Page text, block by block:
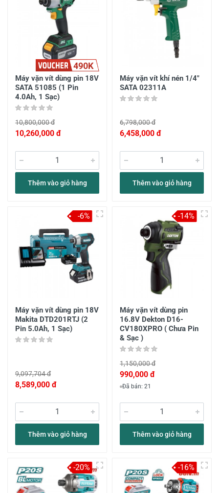
490K
Máy vặn vít dùng pin 18V
SATA 51085 (1 Pin
4.0Ah, 1 Sạc)
10,800,000 đ
10,260,000 đ
Thêm vào giỏ hàng
Máy vặn vít khí nén 1/4"
SATA 02311A
6,798,000 đ
6,458,000 đ
Thêm vào giỏ hàng
Máy vặn vít dùng pin 18V
Makita DTD201RTJ (2
Pin 5.0Ah, 1 Sạc)
9,097,704 đ
8,589,000 đ
Thêm vào giỏ hàng
-6%
Máy vặn vít dùng pin
16.8V Dekton D16-
CV180XPRO ( Chưa Pin
& Sạc )
1,150,000 đ
990,000 đ
Đã bán: 21
Thêm vào giỏ hàng
-14%
-20% -16%